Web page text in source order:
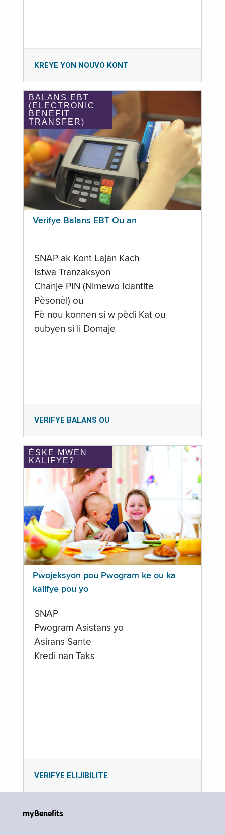
KREYE YON NOUVO KONT
BALANS EBT
(ELECTRONIC
BENEFIT
TRANSFER)
Verifye Balans EBT Ou an
SNAP ak Kont Lajan Kach
Istwa Tranzaksyon
Chanje PIN (Nimewo Idantite
Pèsonèl) ou
Fè nou konnen si w pèdi Kat ou
oubyen si li Domaje
VERIFYE BALANS OU
ÈSKE MWEN
KALIFYE?
Pwojeksyon pou Pwogram ke ou ka
kalifye pou yo
SNAP
Pwogram Asistans yo
Asirans Sante
Kredi nan Taks
VERIFYE ELIJIBILITE
myBenefits